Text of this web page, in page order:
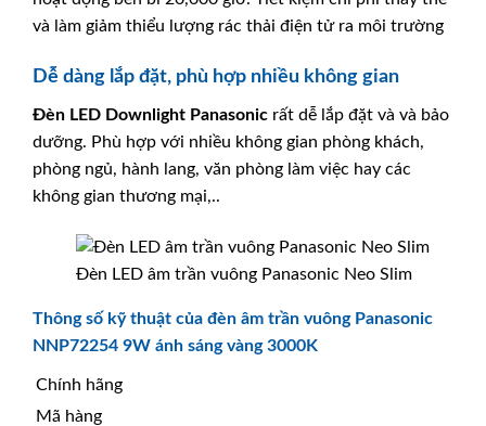
và làm giảm thiểu lượng rác thải điện tử ra môi trường
Dễ dàng lắp đặt, phù hợp nhiều không gian
Đèn LED Downlight Panasonic rất dễ lắp đặt và và bảo
dưỡng. Phù hợp với nhiều không gian phòng khách,
phòng ngủ, hành lang, văn phòng làm việc hay các
không gian thương mại,..
Đèn LED âm trần vuông Panasonic Neo Slim
Thông số kỹ thuật của đèn âm trần vuông Panasonic
NNP72254 9W ánh sáng vàng 3000K
Chính hãng
Mã hàng